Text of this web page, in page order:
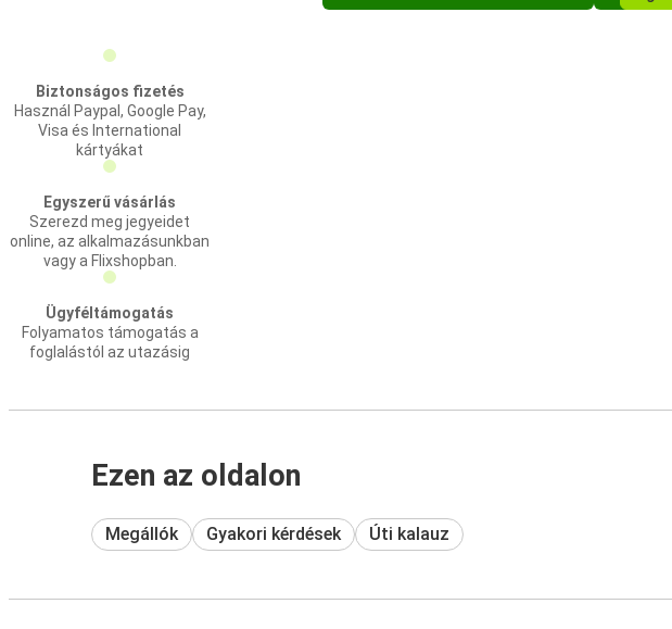
Biztonságos fizetés
Használ Paypal, Google Pay,
Visa és International
kártyákat
Egyszerű vásárlás
Szerezd meg jegyeidet
online, az alkalmazásunkban
vagy a Flixshopban.
Ügyféltámogatás
Folyamatos támogatás a
foglalástól az utazásig
Ezen az oldalon
Megállók Gyakori kérdések Úti kalauz